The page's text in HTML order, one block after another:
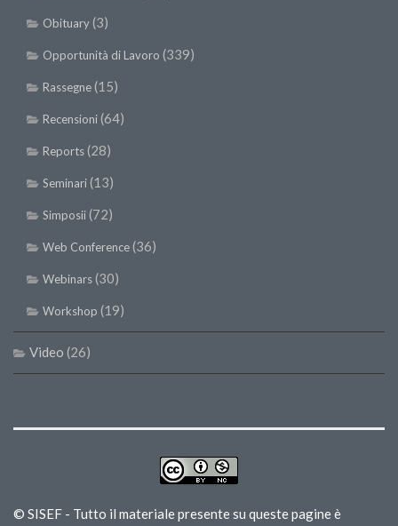
Obituary(3)
Opportunità di Lavoro (339)
Rassegne(15)
Recensioni(64)
Reports(28)
Seminari(13)
Simposii(72)
Web Conference(36)
Webinars(30)
Workshop (19)
Video (26)
© SISEF - Tutto il materiale presente su queste pagine è